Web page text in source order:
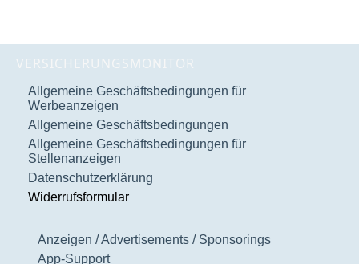
VERSICHERUNGSMONITOR
Allgemeine Geschäftsbedingungen für
Werbeanzeigen
Allgemeine Geschäftsbedingungen
Allgemeine Geschäftsbedingungen für
Stellenanzeigen
Datenschutzerklärung
Widerrufsformular
Anzeigen / Advertisements / Sponsorings
App-Support